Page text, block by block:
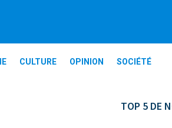
CULTURE OPINION SOCIÉTÉ
TOP 5 DE